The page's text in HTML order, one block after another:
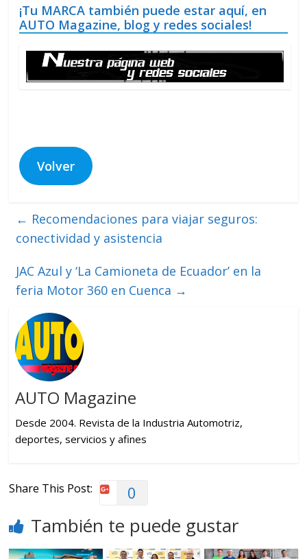
¡Tu MARCA también puede estar aquí, en
AUTO Magazine, blog y redes sociales!
Volver
← Recomendaciones para viajar seguros:
conectividad y asistencia
JAC Azul y ‘La Camioneta de Ecuador’ en la
feria Motor 360 en Cuenca →
AUTO Magazine
Desde 2004. Revista de la Industria Automotriz,
deportes, servicios y afines
Share This Post: 0
También te puede gustar